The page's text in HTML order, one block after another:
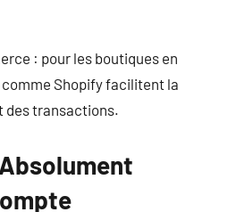
: pour les boutiques en
Shopify facilitent la
des transactions.
Absolument